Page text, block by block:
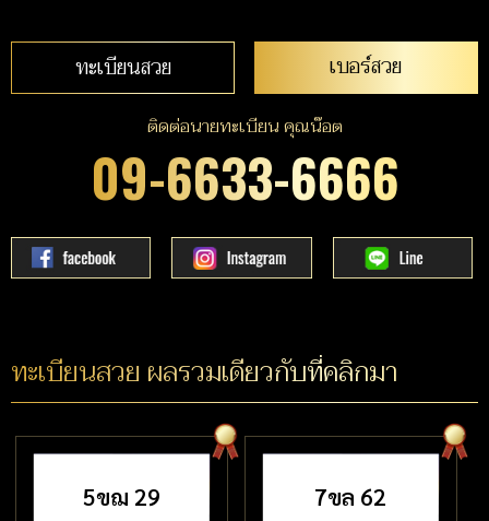
ทะเบียนสวย เบอร์สวย
ติดต่อนายทะเบียน คุณน๊อต
09-6633-6666
ทะเบียนสวย ผลรวมเดียวกับที่คลิกมา
5ขฌ 29 7ขล 62